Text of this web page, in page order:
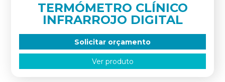
TERMÓMETRO CLÍNICO
INFRARROJO DIGITAL
Solicitar orçamento
Ver produto